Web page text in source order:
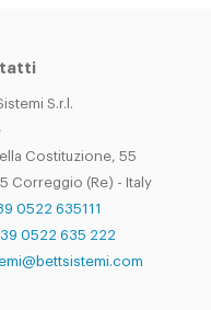
S.r.l.
Costituzione, 55
Correggio (Re) - Italy
0522 635111
0522 635 222